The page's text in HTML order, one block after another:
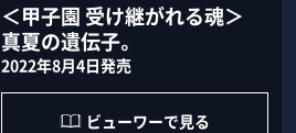
＜甲子園 受け継がれる魂＞
真夏の遺伝子。
2022年8月4日発売
ビューワーで見る